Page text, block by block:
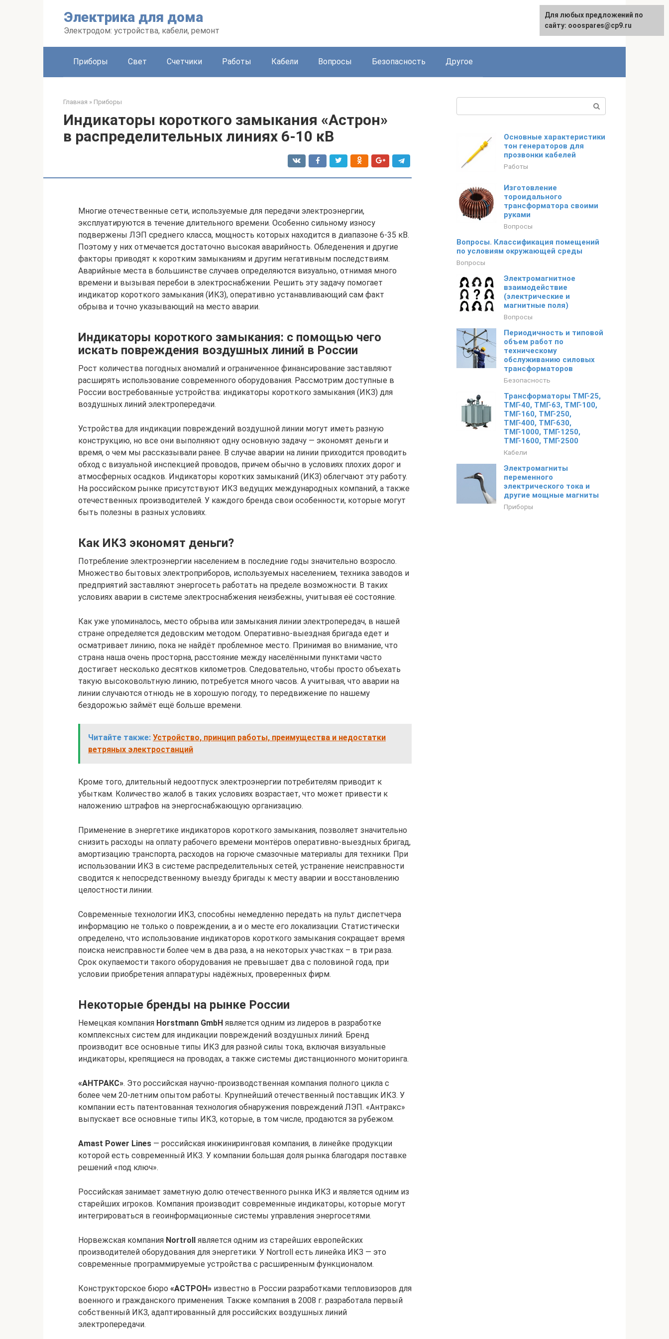
Электрика для дома
Электродом: устройства, кабели, ремонт
English
Приборы Свет Счетчики Работы Кабели Вопросы Безопасность Другое
Главная » Приборы
Индикаторы короткого замыкания «Астрон»
в распределительных линиях 6‑10 кВ
Многие отечественные сети, используемые для передачи электроэнергии,
эксплуатируются в течение длительного времени. Особенно сильному износу
подвержены ЛЭП среднего класса, мощность которых находится в диапазоне 6-35 кВ.
Поэтому у них отмечается достаточно высокая аварийность. Обледенения и другие
факторы приводят к коротким замыканиям и другим негативным последствиям.
Аварийные места в большинстве случаев определяются визуально, отнимая много
времени и вызывая перебои в электроснабжении. Решить эту задачу помогает
индикатор короткого замыкания (ИКЗ), оперативно устанавливающий сам факт
обрыва и точно указывающий на место аварии.
Индикаторы короткого замыкания: с помощью чего
искать повреждения воздушных линий в России
Рост количества погодных аномалий и ограниченное финансирование заставляют
расширять использование современного оборудования. Рассмотрим доступные в
России востребованные устройства: индикаторы короткого замыкания (ИКЗ) для
воздушных линий электропередачи.
Устройства для индикации повреждений воздушной линии могут иметь разную
конструкцию, но все они выполняют одну основную задачу — экономят деньги и
время, о чем мы рассказывали ранее. В случае аварии на линии приходится проводить
обход с визуальной инспекцией проводов, причем обычно в условиях плохих дорог и
атмосферных осадков. Индикаторы коротких замыканий (ИКЗ) облегчают эту работу.
На российском рынке присутствуют ИКЗ ведущих международных компаний, а также
отечественных производителей. У каждого бренда свои особенности, которые могут
быть полезны в разных условиях.
Как ИКЗ экономят деньги?
Потребление электроэнергии населением в последние годы значительно возросло.
Множество бытовых электроприборов, используемых населением, техника заводов и
предприятий заставляют энергосеть работать на пределе возможности. В таких
условиях аварии в системе электроснабжения неизбежны, учитывая её состояние.
Как уже упоминалось, место обрыва или замыкания линии электропередач, в нашей
стране определяется дедовским методом. Оперативно-выездная бригада едет и
осматривает линию, пока не найдёт проблемное место. Принимая во внимание, что
страна наша очень просторна, расстояние между населёнными пунктами часто
достигает несколько десятков километров. Следовательно, чтобы просто объехать
такую высоковольтную линию, потребуется много часов. А учитывая, что аварии на
линии случаются отнюдь не в хорошую погоду, то передвижение по нашему
бездорожью займёт ещё больше времени.
Читайте также: Устройство, принцип работы, преимущества и недостатки
ветряных электростанций
Кроме того, длительный недоотпуск электроэнергии потребителям приводит к
убыткам. Количество жалоб в таких условиях возрастает, что может привести к
наложению штрафов на энергоснабжающую организацию.
Применение в энергетике индикаторов короткого замыкания, позволяет значительно
снизить расходы на оплату рабочего времени монтёров оперативно-выездных бригад,
амортизацию транспорта, расходов на горюче смазочные материалы для техники. При
использовании ИКЗ в системе распределительных сетей, устранение неисправности
сводится к непосредственному выезду бригады к месту аварии и восстановлению
целостности линии.
Современные технологии ИКЗ, способны немедленно передать на пульт диспетчера
информацию не только о повреждении, а и о месте его локализации. Статистически
определено, что использование индикаторов короткого замыкания сокращает время
поиска неисправности более чем в два раза, а на некоторых участках – в три раза.
Срок окупаемости такого оборудования не превышает два с половиной года, при
условии приобретения аппаратуры надёжных, проверенных фирм.
Некоторые бренды на рынке России
Немецкая компания Horstmann GmbH является одним из лидеров в разработке
комплексных систем для индикации повреждений воздушных линий. Бренд
производит все основные типы ИКЗ для разной силы тока, включая визуальные
индикаторы, крепящиеся на проводах, а также системы дистанционного мониторинга.
«АНТРАКС». Это российская научно-производственная компания полного цикла с
более чем 20-летним опытом работы. Крупнейший отечественный поставщик ИКЗ. У
компании есть патентованная технология обнаружения повреждений ЛЭП. «Антракс»
выпускает все основные типы ИКЗ, которые, в том числе, продаются за рубежом.
Amast Power Lines — российская инжиниринговая компания, в линейке продукции
которой есть современный ИКЗ. У компании большая доля рынка благодаря поставке
решений «под ключ».
Российская занимает заметную долю отечественного рынка ИКЗ и является одним из
старейших игроков. Компания производит современные индикаторы, которые могут
интегрироваться в геоинформационные системы управления энергосетями.
Норвежская компания Nortroll является одним из старейших европейских
производителей оборудования для энергетики. У Nortroll есть линейка ИКЗ — это
современные программируемые устройства с расширенным функционалом.
Конструкторское бюро «АСТРОН» известно в России разработками тепловизоров для
военного и гражданского применения. Также компания в 2008 г. разработала первый
собственный ИКЗ, адаптированный для российских воздушных линий
электропередачи.
Основные характеристики
тон генераторов для
прозвонки кабелей
Работы
Изготовление
тороидального
трансформатора своими
руками
Вопросы
Вопросы. Классификация помещений
по условиям окружающей среды
Вопросы
Электромагнитное
взаимодействие
(электрические и
магнитные поля)
Вопросы
Периодичность и типовой
объем работ по
техническому
обслуживанию силовых
трансформаторов
Безопасность
Трансформаторы ТМГ-25,
ТМГ-40, ТМГ-63, ТМГ-100,
ТМГ-160, ТМГ-250,
ТМГ-400, ТМГ-630,
ТМГ-1000, ТМГ-1250,
ТМГ-1600, ТМГ-2500
Кабели
Электромагниты
переменного
электрического тока и
другие мощные магниты
Приборы
Для любых предложений по
сайту: ooospares@cp9.ru